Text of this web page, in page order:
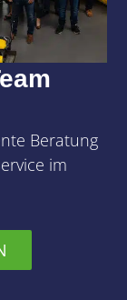
Beratung
im